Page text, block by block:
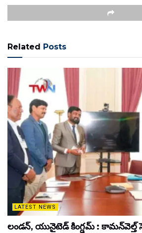
Related Posts
LATEST NEWS
లండన్, యునైటెడ్ కింగ్డమ్ : కామన్‌వెల్త్